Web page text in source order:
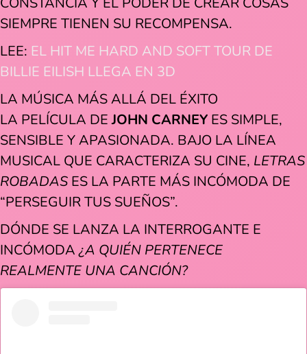
SIEMPRE TIENEN SU RECOMPENSA.
LEE: EL HIT ME HARD AND SOFT TOUR DE
BILLIE EILISH LLEGA EN 3D
LA MÚSICA MÁS ALLÁ DEL ÉXITO
LA PELÍCULA DEJOHN CARNEY ES SIMPLE,
SENSIBLE Y APASIONADA. BAJO LA LÍNEA
MUSICAL QUE CARACTERIZA SU CINE, LETRAS
ROBADAS ES LA PARTE MÁS INCÓMODA DE
“PERSEGUIR TUS SUEÑOS”.
DÓNDE SE LANZA LA INTERROGANTE E
INCÓMODA¿A QUIÉN PERTENECE
REALMENTE UNA CANCIÓN?